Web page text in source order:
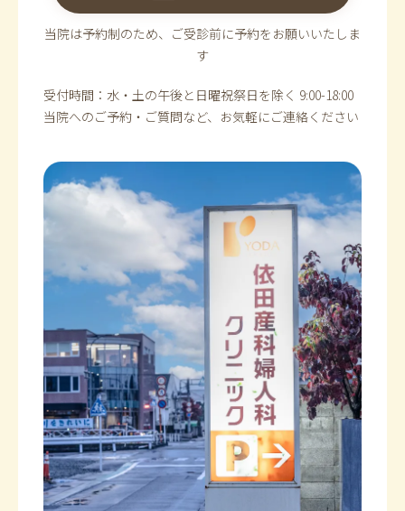
当院は予約制のため、ご受診前に予約をお願いいたしま
す
受付時間：水・土の午後と日曜祝祭日を除く 9:00-18:00
当院へのご予約・ご質問など、お気軽にご連絡ください